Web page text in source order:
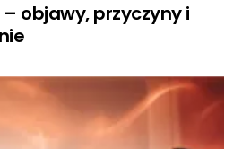
– objawy, przyczyny i